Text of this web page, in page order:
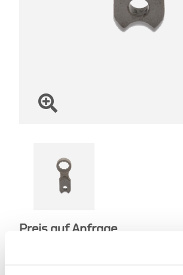
Preis auf Anfrage